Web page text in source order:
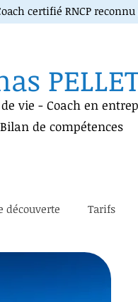
certifié RNCP
vie - Coach en
Bilan de compétences
découverte Tarifs